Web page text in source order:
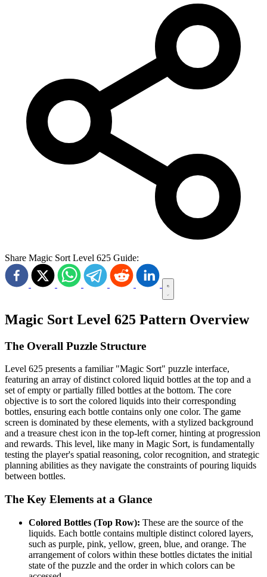
Share Magic Sort Level 625 Guide:
Magic Sort Level 625 Pattern Overview
The Overall Puzzle Structure
Level 625 presents a familiar "Magic Sort" puzzle interface,
featuring an array of distinct colored liquid bottles at the top and a
set of empty or partially filled bottles at the bottom. The core
objective is to sort the colored liquids into their corresponding
bottles, ensuring each bottle contains only one color. The game
screen is dominated by these elements, with a stylized background
and a treasure chest icon in the top-left corner, hinting at progression
and rewards. This level, like many in Magic Sort, is fundamentally
testing the player's spatial reasoning, color recognition, and strategic
planning abilities as they navigate the constraints of pouring liquids
between bottles.
The Key Elements at a Glance
Colored Bottles (Top Row): These are the source of the
liquids. Each bottle contains multiple distinct colored layers,
such as purple, pink, yellow, green, blue, and orange. The
arrangement of colors within these bottles dictates the initial
state of the puzzle and the order in which colors can be